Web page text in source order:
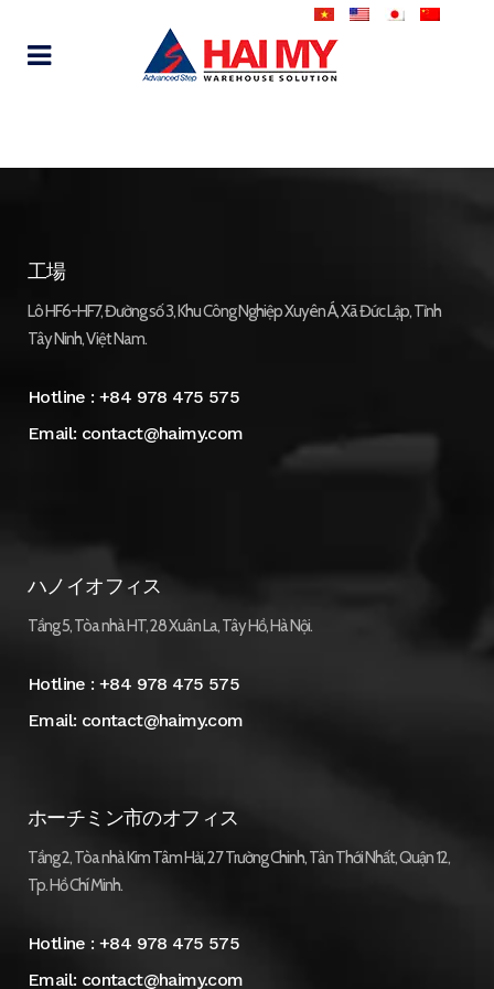
工場
Lô HF6-HF7, Đường số 3, Khu Công Nghiệp Xuyên Á, Xã Đức Lập, Tỉnh
Tây Ninh, Việt Nam.
Hotline :+84 978 475 575
Email: contact@haimy.com
ハノイオフィス
Tầng 5, Tòa nhà HT, 28 Xuân La, Tây Hồ, Hà Nội.
Hotline :+84 978 475 575
Email: contact@haimy.com
ホーチミン市のオフィス
Tầng 2, Tòa nhà Kim Tâm Hải, 27 Trường Chinh, Tân Thới Nhất, Quận 12,
Tp. Hồ Chí Minh.
Hotline :+84 978 475 575
Email: contact@haimy.com